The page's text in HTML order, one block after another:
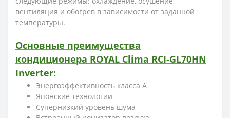
вентиляция и обогрев в зависимости от заданной
температуры.
Основные преимущества
кондиционера ROYAL Clima RCI-GL70HN
Inverter:
Энергоэффективность класса А
Японские технологии
Супернизкий уровень шума